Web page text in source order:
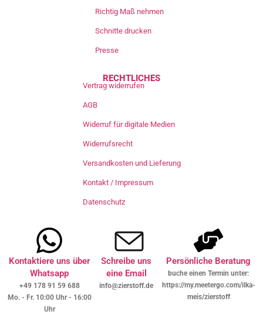
Richtig Maß nehmen
Schnitte drucken
Presse
RECHTLICHES
Vertrag widerrufen
AGB
Widerruf für digitale Medien
Widerrufsrecht
Versandkosten und Lieferung
Kontakt / Impressum
Datenschutz
Kontaktiere uns über
Whatsapp
+49 178 91 59 688
Mo. - Fr. 10:00 Uhr - 16:00
Uhr
Schreibe uns
eine Email
info@zierstoff.de
Persönliche Beratung
buche einen Termin unter:
https://my.meetergo.com/ilka-
meis/zierstoff